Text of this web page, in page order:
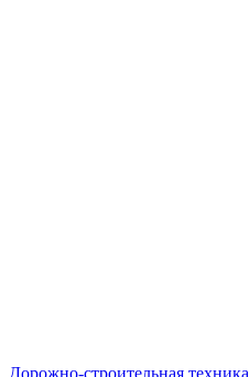
Дорожно-строительная техника